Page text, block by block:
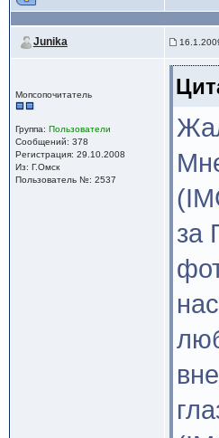
Junika
Мопсопочитатель
Группа: Пользователи
Сообщений: 378
Регистрация: 29.10.2008
Из: Г.Омск
Пользователь №: 2537
за